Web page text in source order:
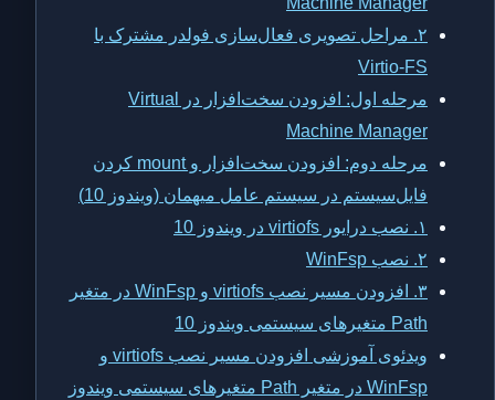
۲. مراحل تصویری فعال‌سازی فولدر مشترک با
Virtio-FS
مرحله اول: افزودن سخت‌افزار در Virtual
Machine Manager
مرحله دوم: افزودن سخت‌افزار و mount کردن
فایل‌سیستم در سیستم عامل میهمان (ویندوز 10)
۱. نصب درایور virtiofs در ویندوز 10
۲. نصب WinFsp
۳. افزودن مسیر نصب virtiofs و WinFsp در متغیر
Path متغیرهای سیستمی ویندوز 10
ویدئوی آموزشی افزودن مسیر نصب virtiofs و
WinFsp در متغیر Path متغیرهای سیستمی ویندوز